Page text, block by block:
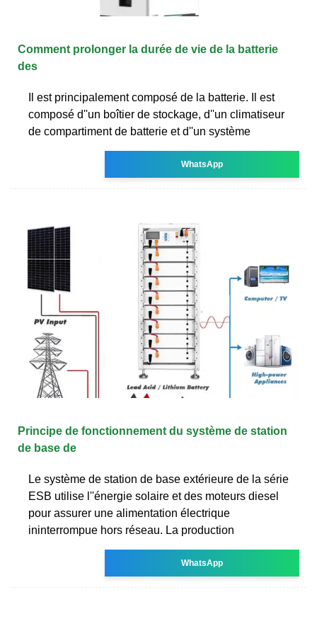
Comment prolonger la durée de vie de la batterie
des
Il est principalement composé de la batterie. Il est
composé d''un boîtier de stockage, d''un climatiseur
de compartiment de batterie et d''un système
WhatsApp
Principe de fonctionnement du système de station
de base de
Le système de station de base extérieure de la série
ESB utilise l''énergie solaire et des moteurs diesel
pour assurer une alimentation électrique
ininterrompue hors réseau. La production
WhatsApp